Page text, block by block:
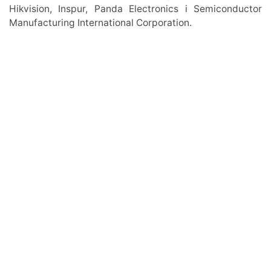
Hikvision, Inspur, Panda Electronics і Semiconductor
Manufacturing International Corporation.